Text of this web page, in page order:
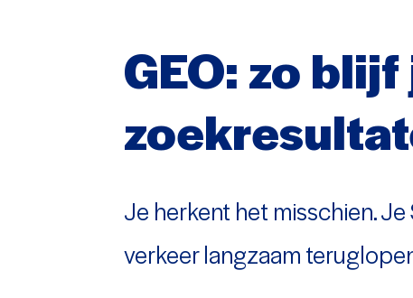
GEO: zo
Je herkent het misschien.
verkeer langzaam